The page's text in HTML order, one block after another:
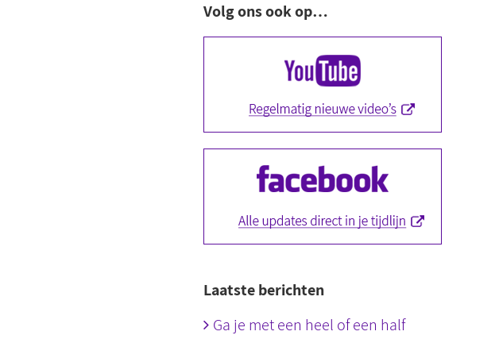
Volg ons ook op…
Laatste berichten
Ga je met een heel of een half